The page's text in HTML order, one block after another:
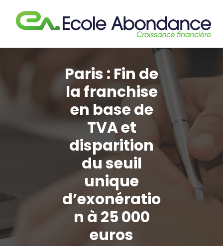
contenu
Paris : Fin de
la franchise
en base de
TVA et
disparition
du seuil
unique
d’exonératio
n à 25 000
euros